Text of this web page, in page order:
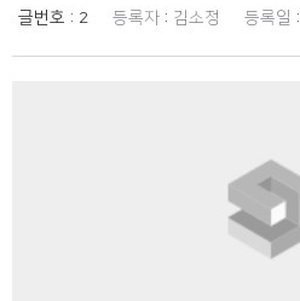
글번호 : 2 등록자 : 김소정 등록일 :